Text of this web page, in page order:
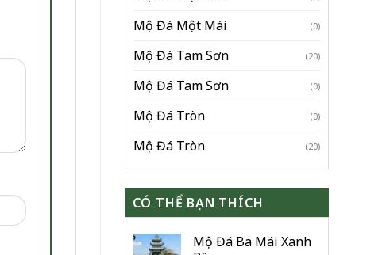
Mộ Đá Một Mái (0)
Mộ Đá Tam Sơn (20)
Mộ Đá Tam Sơn (0)
Mộ Đá Tròn (0)
Mộ Đá Tròn (20)
CÓ THỂ BẠN THÍCH
Mộ Đá Ba Mái Xanh